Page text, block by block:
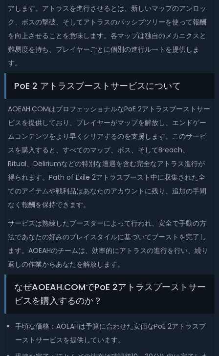
アします。アトラスを進行させるとは、新しいマップのアンロッ
ク、ボスの撃破、そしてアトラスのパッシブツリーを使って報酬
を向上させることを意味します。各マップは独自のメカニクスと
難易度を持ち、プレイヤーごとに個別の進行ルートを提供しま
す。
PoE 2 アトラスブーストサービスについて
AOEAH.COMはプロフェッショナルなPoE 2アトラスブーストサー
ビスを提供しており、プレイヤーがマップを解放し、エンドゲー
ムコンテンツをより早くクリアするのを支援します。このサービ
スを購入すると、すべてのマップ、ボス、そしてBreach、
Ritual、Deliriumなどの特別な遭遇を含む完全なアトラス進行が
得られます。Path of Exile 2アトラスブースト中に収集された全
てのアイテムや戦利品はあなたのアカウントに残り、追加の手間
なく報酬を保持できます。
サービスは熟練したブースターによって行われ、安全で手動の方
法であなたの好みのプレイスタイルに基づいてブーストを完了し
ます。AOEAHのチームは、効率的にアトラスの進行を行い、繰り
返しの作業からあなたを解放します。
なぜAOEAH.COMでPoE 2アトラスブーストサー
ビスを購入するのか？
手頃な価格：AOEAHは予算に合わせた安価なPoE 2アトラスブ
ーストサービスを提供しています。